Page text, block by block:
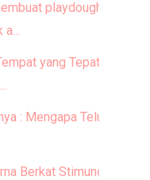
playdough
a...
yang Tepat
: Mengapa Telur
Berkat Stimuno